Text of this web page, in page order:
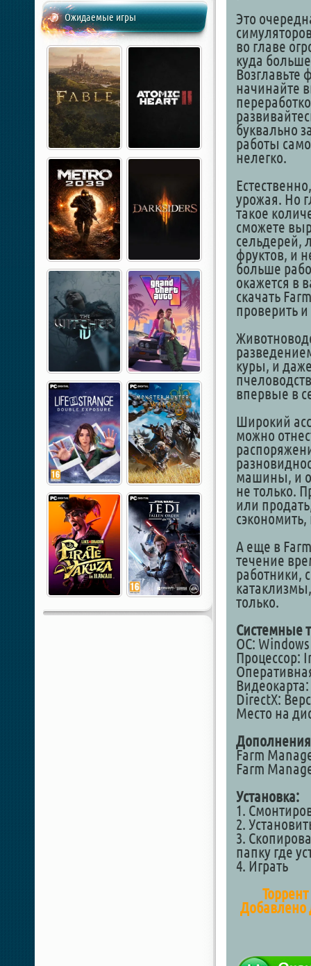
Ожидаемые игры
Это
во главе
куда
Возглавьте
начинайте
буквально
работы
нелегко.
урожая. Но
такое
сможете
сельдерей,
фруктов, и
больше
окажется в
скачать
проверить и
куры, и
впервые в
Широкий
можно
машины, и
не только.
или
А еще в
течение
работники,
только.
Системные
ОС: Windows
Процессор:
Видеокарта:
DirectX:
Место на
Farm
Farm
Установка:
1.
2.
3.
папку где
4. Играть
Добавлено